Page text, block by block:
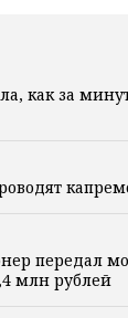
как за
передал
млн рублей